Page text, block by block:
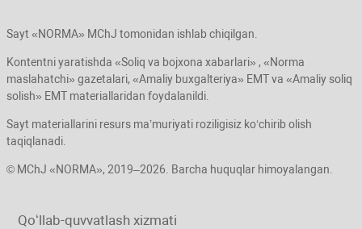
Sayt «NORMA» MChJ tomonidan ishlab chiqilgan.
Kontentni yaratishda «Soliq va bojхona хabarlari» , «Norma
maslahatchi» gazetalari, «Amaliy buхgalteriya» EMT va «Amaliy soliq
solish» EMT materiallaridan foydalanildi.
Sayt materiallarini resurs ma’muriyati roziligisiz koʻchirib olish
taqiqlanadi.
© MChJ «NORMA», 2019–2026. Barcha huquqlar himoyalangan.
Qoʻllab-quvvatlash хizmati